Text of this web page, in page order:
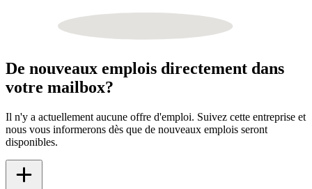
De nouveaux emplois directement dans
votre mailbox?
Il n'y a actuellement aucune offre d'emploi. Suivez cette entreprise et
nous vous informerons dès que de nouveaux emplois seront
disponibles.